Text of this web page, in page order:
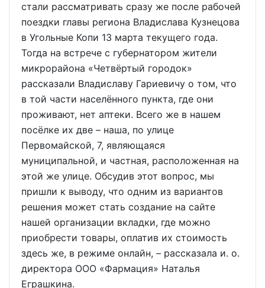
стали рассматривать сразу же после рабочей
поездки главы региона Владислава Кузнецова
в Угольные Копи 13 марта текущего года.
Тогда на встрече с губернатором жители
микрорайона «Четвёртый городок»
рассказали Владиславу Гариевичу о том, что
в той части населённого пункта, где они
проживают, нет аптеки. Всего же в нашем
посёлке их две – наша, по улице
Первомайской, 7, являющаяся
муниципальной, и частная, расположенная на
этой же улице. Обсудив этот вопрос, мы
пришли к выводу, что одним из вариантов
решения может стать создание на сайте
нашей организации вкладки, где можно
приобрести товары, оплатив их стоимость
здесь же, в режиме онлайн, – рассказала и. о.
директора ООО «Фармация» Наталья
Еграшкина.